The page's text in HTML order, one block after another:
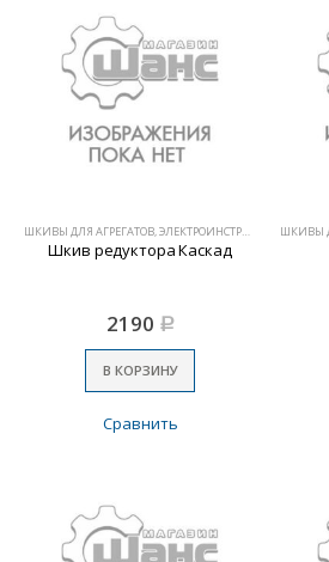
ШКИВЫ ДЛЯ АГРЕГАТОВ, ЭЛЕКТРОИНСТРУМЕНТА
Шкив редуктора Каскад
2190 Р
В КОРЗИНУ
Сравнить